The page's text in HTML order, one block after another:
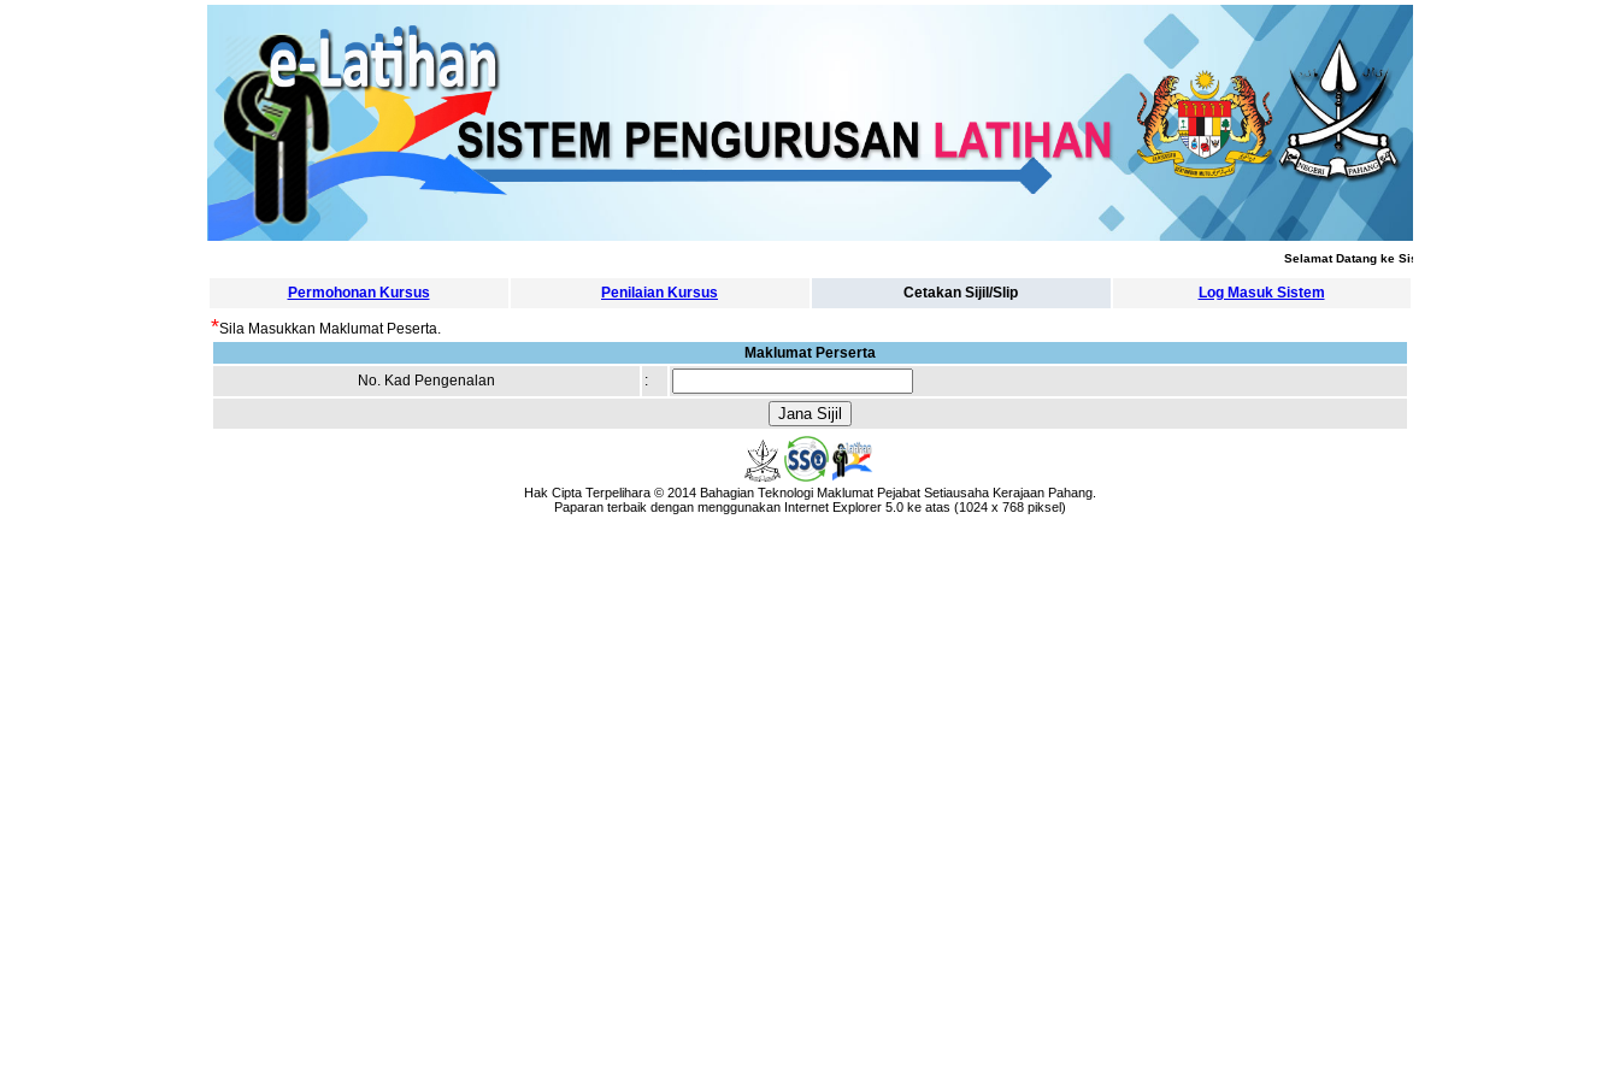
Selamat Datang ke Sistem Pengurusan Latihan
Permohonan Kursus Penilaian Kursus Cetakan Sijil/Slip Log Masuk Sistem
*Sila Masukkan Maklumat Peserta.
Maklumat Perserta
No. Kad Pengenalan
:
Hak Cipta Terpelihara © 2014 Bahagian Teknologi Maklumat Pejabat Setiausaha Kerajaan Pahang.
Paparan terbaik dengan menggunakan Internet Explorer 5.0 ke atas (1024 x 768 piksel)